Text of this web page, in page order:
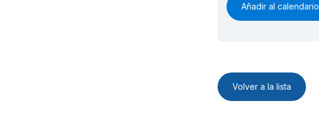
Añadir al calendario
Volver a la lista